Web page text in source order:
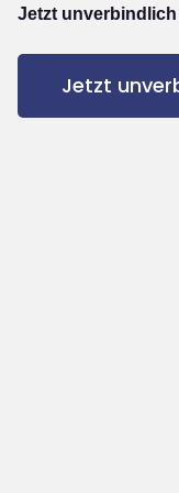
Jetzt
Jetzt